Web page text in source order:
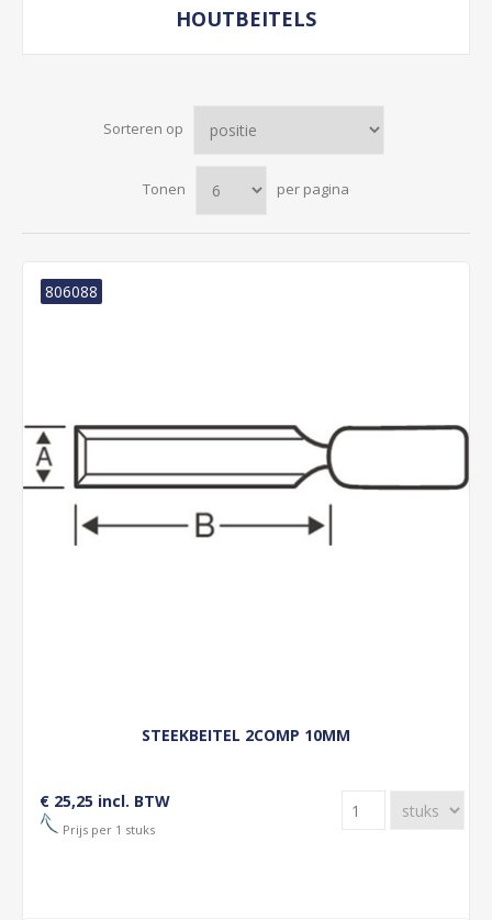
HOUTBEITELS
Sorteren op
Tonen per pagina
STEEKBEITEL 2COMP 10MM
806088
€ 25,25 incl. BTW
Prijs per 1 stuks